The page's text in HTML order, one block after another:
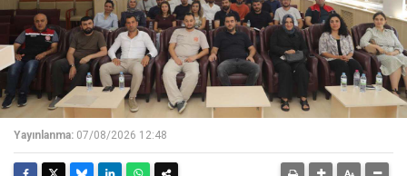
Yayınlanma: 07/08/2026 12:48